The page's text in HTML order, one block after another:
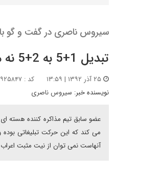
سیروس ناصری در گفت و گو با
تبدیل 1+5 به 2+5 نه مطلوب و نه شدنی است
کد : ۱۹۲۵۸۴۷
نویسنده خبر: سیروس ناصری
عضو سابق تیم مذاکره کننده هسته ای
می کند که این حرکت تبلیغاتی
آنهاست نمی توان از نیت مثبت